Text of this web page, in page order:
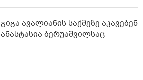
გიგა ავალიანის საქმეზე აკავებენ
ანასტასია ბერუაშვილსაც